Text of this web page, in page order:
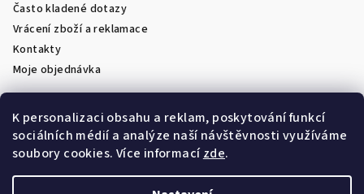
K personalizaci obsahu a reklam, poskytování funkcí
sociálních médií a analýze naší návštěvnosti využíváme
soubory cookies. Více informacízde.
Často kladené dotazy
Vrácení zboží a reklamace
Kontakty
Moje objednávka
Facebook